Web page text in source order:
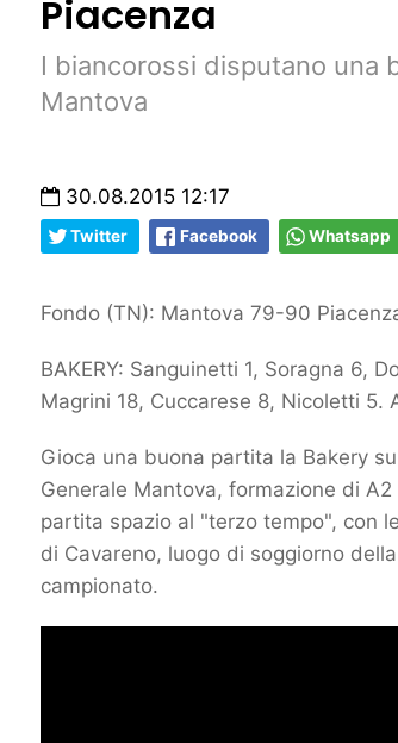
Piacenza
I biancorossi disputano una
Mantova
30.08.2015 12:17
Twitter Facebook Whatsapp
Fondo (TN): Mantova 79-90
BAKERY: Sanguinetti 1, Soragna 6,
Magrini 18, Cuccarese 8, Nicoletti 5.
Gioca una buona partita la Bakery
Generale Mantova, formazione di
partita spazio al "terzo tempo", con
di Cavareno, luogo di soggiorno
campionato.